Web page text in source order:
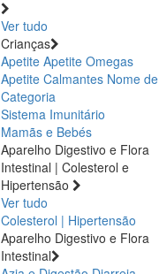
Ver tudo
Crianças
Apetite Apetite Omegas
Apetite Calmantes Nome de
Categoria
Sistema Imunitário
Mamãs e Bebés
Aparelho Digestivo e Flora
Intestinal | Colesterol e
Hipertensão
Ver tudo
Colesterol | Hipertensão
Aparelho Digestivo e Flora
Intestinal